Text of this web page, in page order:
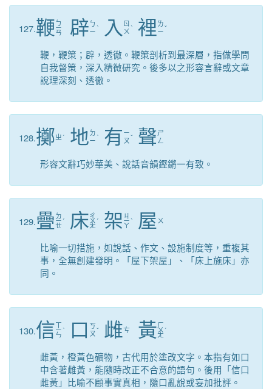
127.鞭 ㄅ
ㄧ
ㄢ 辟 ㄅ
ㄧˋ 入 ㄖ
ㄨ ˋ 裡 ㄌ
ㄧˇ
鞭，鞭策；辟，透徹。鞭策剖析到最深層，指做學問
自我督策，深入精微研究。後多以之形容言辭或文章
說理深刻、透徹。
128.擲ㄓ ˊ 地 ㄉ
ㄧˋ 有 ㄧ
ㄡˇ 聲 ㄕ
ㄥ
形容文辭巧妙華美、說話音韻鏗鏘一有致。
129.疊 ㄉ
ㄧ
ㄝ
ˊ 床ㄔ
ㄨ
ㄤ
ˊ 架 ㄐ
ㄧ
ㄚ
ˋ 屋 ㄨ
比喻一切措施，如說話、作文、設施制度等，重複其
事，全無創建發明。「屋下架屋」、「床上施床」亦
同。
130.信ㄒ
ㄧ
ㄣ
ˋ 口 ㄎ
ㄡˇ 雌ㄘ 黃ㄏ
ㄨ
ㄤ
ˊ
雌黃，橙黃色礦物，古代用於塗改文字。本指有如口
中含著雌黃，能隨時改正不合意的語句。後用「信口
雌黃」比喻不顧事實真相，隨口亂說或妄加批評。